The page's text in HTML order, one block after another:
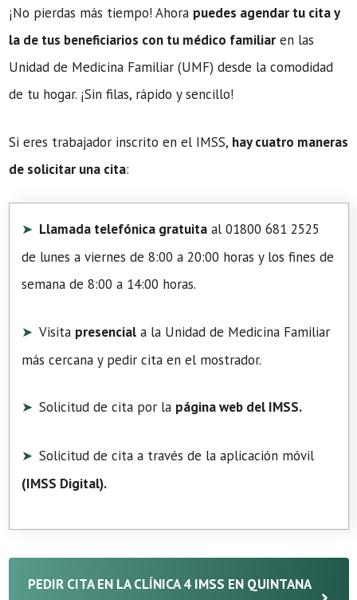
¡No pierdas más tiempo! Ahora puedes agendar tu cita y
la de tus beneficiarios con tu médico familiar en las
Unidad de Medicina Familiar (UMF) desde la comodidad
de tu hogar. ¡Sin filas, rápido y sencillo!
Si eres trabajador inscrito en el IMSS, hay cuatro maneras
de solicitar una cita:
Llamada telefónica gratuita al 01800 681 2525
de lunes a viernes de 8:00 a 20:00 horas y los fines de
semana de 8:00 a 14:00 horas.
Visita presencial a la Unidad de Medicina Familiar
más cercana y pedir cita en el mostrador.
Solicitud de cita por la página web del IMSS.
Solicitud de cita a través de la aplicación móvil
(IMSS Digital).
PEDIR CITA EN LA CLÍNICA 4 IMSS EN QUINTANA